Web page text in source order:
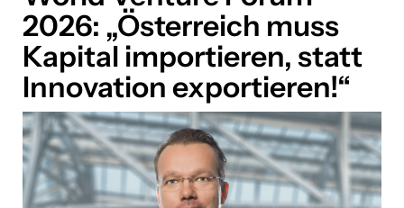
2026: „Österreich muss
Kapital importieren, statt
Innovation exportieren!“